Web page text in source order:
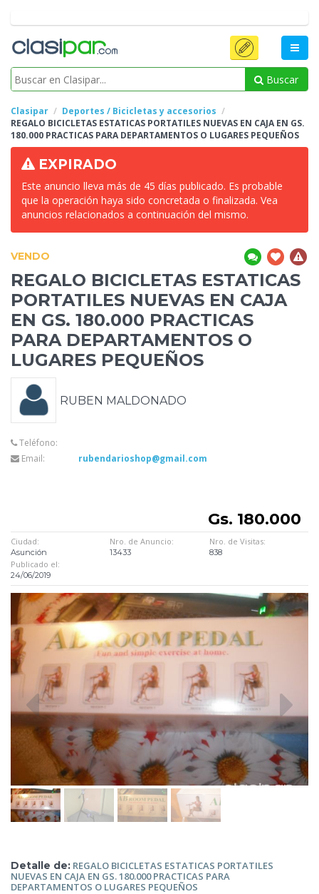
Buscar
Clasipar
Deportes / Bicicletas y accesorios
REGALO BICICLETAS ESTATICAS PORTATILES NUEVAS EN CAJA EN GS.
180.000 PRACTICAS PARA DEPARTAMENTOS O LUGARES PEQUEÑOS
EXPIRADO
Este anuncio lleva más de 45 días publicado. Es probable
que la operación haya sido concretada o finalizada. Vea
anuncios relacionados a continuación del mismo.
VENDO
REGALO BICICLETAS ESTATICAS
PORTATILES NUEVAS EN CAJA
EN GS. 180.000 PRACTICAS
PARA DEPARTAMENTOS O
LUGARES PEQUEÑOS
RUBEN MALDONADO
Teléfono:
Email:
rubendarioshop@gmail.com
Gs. 180.000
Ciudad:
Asunción
Nro. de Anuncio:
13433
Nro. de Visitas:
838
Publicado el:
24/06/2019
Detalle de: REGALO BICICLETAS ESTATICAS PORTATILES
NUEVAS EN CAJA EN GS. 180.000 PRACTICAS PARA
DEPARTAMENTOS O LUGARES PEQUEÑOS